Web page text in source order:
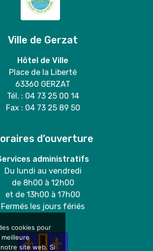
Ville de Gerzat
Hôtel de Ville
Place de la Liberté
63360 GERZAT
Tél. : 04 73 25 00 14
Fax : 04 73 25 89 50
d’ouverture
administratifs
Du lundi au vendredi
de 8h00 à 12h00
et de 13h00 à 17h00
Fermés les jours fériés
cookies pour
site web. Si